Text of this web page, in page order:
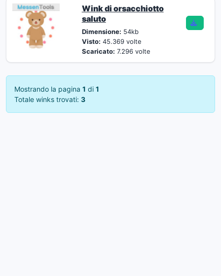
Wink di orsacchiotto
saluto
Dimensione: 54kb
Visto: 45.369 volte
Scaricato: 7.296 volte
Mostrando la pagina 1 di 1
Totale winks trovati: 3